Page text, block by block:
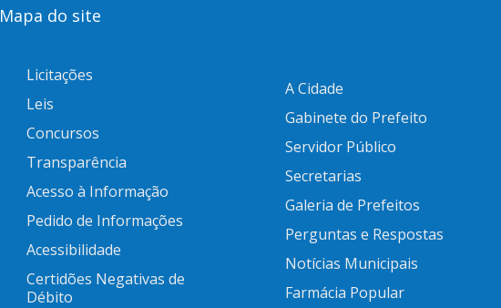
Mapa do site
Licitações
Leis
Concursos
Transparência
Acesso à Informação
Pedido de Informações
Acessibilidade
Certidões Negativas de
Débito
A Cidade
Gabinete do Prefeito
Servidor Público
Secretarias
Galeria de Prefeitos
Perguntas e Respostas
Notícias Municipais
Farmácia Popular